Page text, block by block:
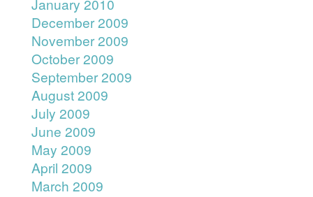
January 2010
December 2009
November 2009
October 2009
September 2009
August 2009
July 2009
June 2009
May 2009
April 2009
March 2009